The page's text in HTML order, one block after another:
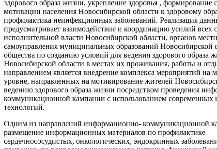
здорового образа жизни, укрепление здоровья , формирование
мотивации населения Новосибирской области к здоровому
профилактика неинфекционных заболеваний. Реализация
предусматривает взаимодействие и координацию усилий всех
исполнительной власти Новосибирской области, органов
самоуправления муниципальных образований Новосибирской
общества по созданию условий для ведения здорового образа
Новосибирской области в местах их проживания, работы и
направлением является внедрение комплекса мероприятий на
уровне, направленных на мотивирование жителей
ведению здорового образа жизни посредством проведения
коммуникационной кампании с использованием
технологий.
Одним из направлений информационно- коммуникационной
размещение информационных материалов по профилактике
сердечнососудистых, онкологических, эндокринных